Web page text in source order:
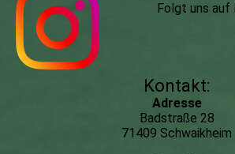
Folgt uns auf
Kontakt:
Adresse
Badstraße 28
71409 Schwaikheim